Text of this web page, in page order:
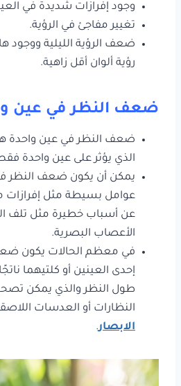
وجود إفرازات شديدة في
تغيير مفاجئ في الرؤية.
ضعف الرؤية الليلية ووجود
رؤية ألوان أقل زاهية.
ضعف النظر في عين
ضعف النظر في عين واحدة
الذي يؤثر على عين واحدة
يمكن أن يكون ضعف النظر
عوامل بسيطة مثل إفرازات
عن أسباب خطيرة مثل تلف
الأعصاب البصرية.
في معظم الحالات يكون
إحدى العينين أو كلتيهما
طول النظر والذي يمكن
النظارات أو العدسات
الابصار.